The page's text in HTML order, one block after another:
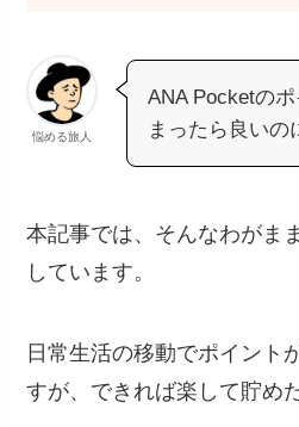
悩める旅人
ANA Pocketの
まったら良いの
本記事では、そんなわがま
しています。
日常生活の移動でポイント
すが、できれば楽して貯め